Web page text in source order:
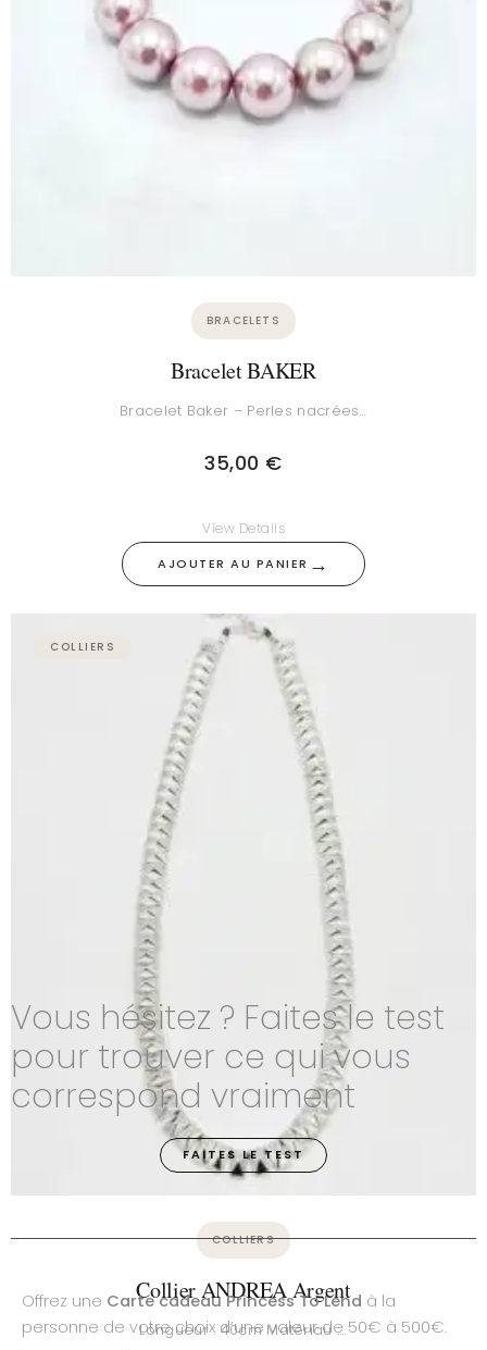
BRACELETS
Bracelet BAKER
Bracelet Baker – Perles nacrées…
35,00 €
AJOUTER AU PANIER →
View Details
COLLIERS
COLLIERS
Collier ANDREA Argent
Longueur : 40cm Matériau :…
Vous hésitez ? Faites le test
pour trouver ce qui vous
correspond vraiment
FAITES LE TEST
Offrez une Carte cadeau Princess To Lend à la
personne de votre choix d’une valeur de 50€ à 500€.